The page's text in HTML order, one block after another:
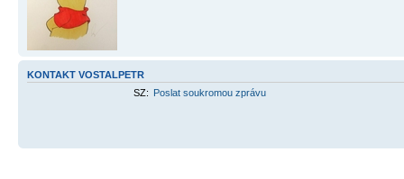
KONTAKT VOSTALPETR
SZ: Poslat soukromou zprávu